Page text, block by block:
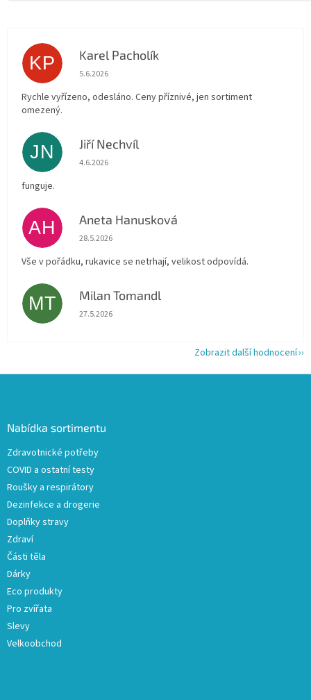
KP Karel Pacholík
Hodnocení obchodu je 4 z 5 hvězdiček.
5.6.2026
Rychle vyřízeno, odesláno. Ceny příznivé, jen sortiment
omezený.
JN Jiří Nechvíl
Hodnocení obchodu je 5 z 5 hvězdiček.
4.6.2026
funguje.
AH Aneta Hanusková
Hodnocení obchodu je 5 z 5 hvězdiček.
28.5.2026
Vše v pořádku, rukavice se netrhají, velikost odpovídá.
MT Milan Tomandl
Hodnocení obchodu je 5 z 5 hvězdiček.
27.5.2026
Zobrazit další hodnocení
Nabídka sortimentu
Zdravotnické potřeby
COVID a ostatní testy
Roušky a respirátory
Dezinfekce a drogerie
Doplňky stravy
Zdraví
Části těla
Dárky
Eco produkty
Pro zvířata
Slevy
Velkoobchod